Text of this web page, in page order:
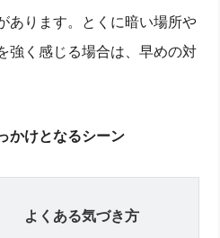
あります。とくに暗い場所や
強く感じる場合は、早めの対
かけとなるシーン
よくある気づき方
る目のトラブルとその背景
のリフレッシュ習慣